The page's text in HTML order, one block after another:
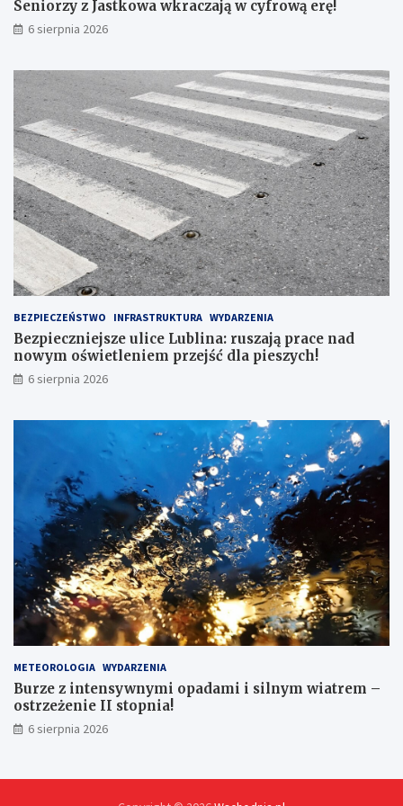
E
L
I
E
G
O
N
R
1
6
7
Seniorzy z Jastkowa wkraczają w cyfrową erę!
6 sierpnia 2026
BEZPIECZEŃSTWO INFRASTRUKTURA WYDARZENIA
Bezpieczniejsze ulice Lublina: ruszają prace nad
nowym oświetleniem przejść dla pieszych!
6 sierpnia 2026
METEOROLOGIA WYDARZENIA
Burze z intensywnymi opadami i silnym wiatrem –
ostrzeżenie II stopnia!
6 sierpnia 2026